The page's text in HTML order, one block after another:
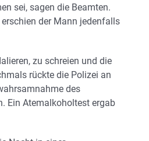
sei, sagen die Beamten.
der Mann jedenfalls
zu schreien und die
rückte die Polizei an
des
Ein Atemalkoholtest ergab